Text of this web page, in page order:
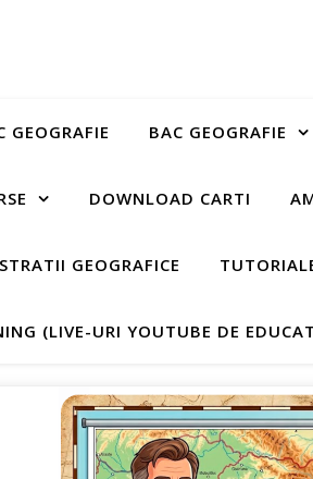
GEOGRAFIE BAC GEOGRAFIE
DOWNLOAD CARTI
GEOGRAFICE
(LIVE-URI YOUTUBE DE